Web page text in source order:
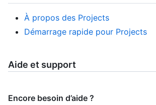
À propos des Projects
Démarrage rapide pour Projects
Aide et support
Encore besoin d’aide ?